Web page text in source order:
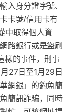
入身分證字號、
卡號/信用卡有
中取得個人資
路銀行或是盜刷
樣的事件，刑事
27日至1月29日
網銀」的釣魚簡
簡訊詐騙，同時